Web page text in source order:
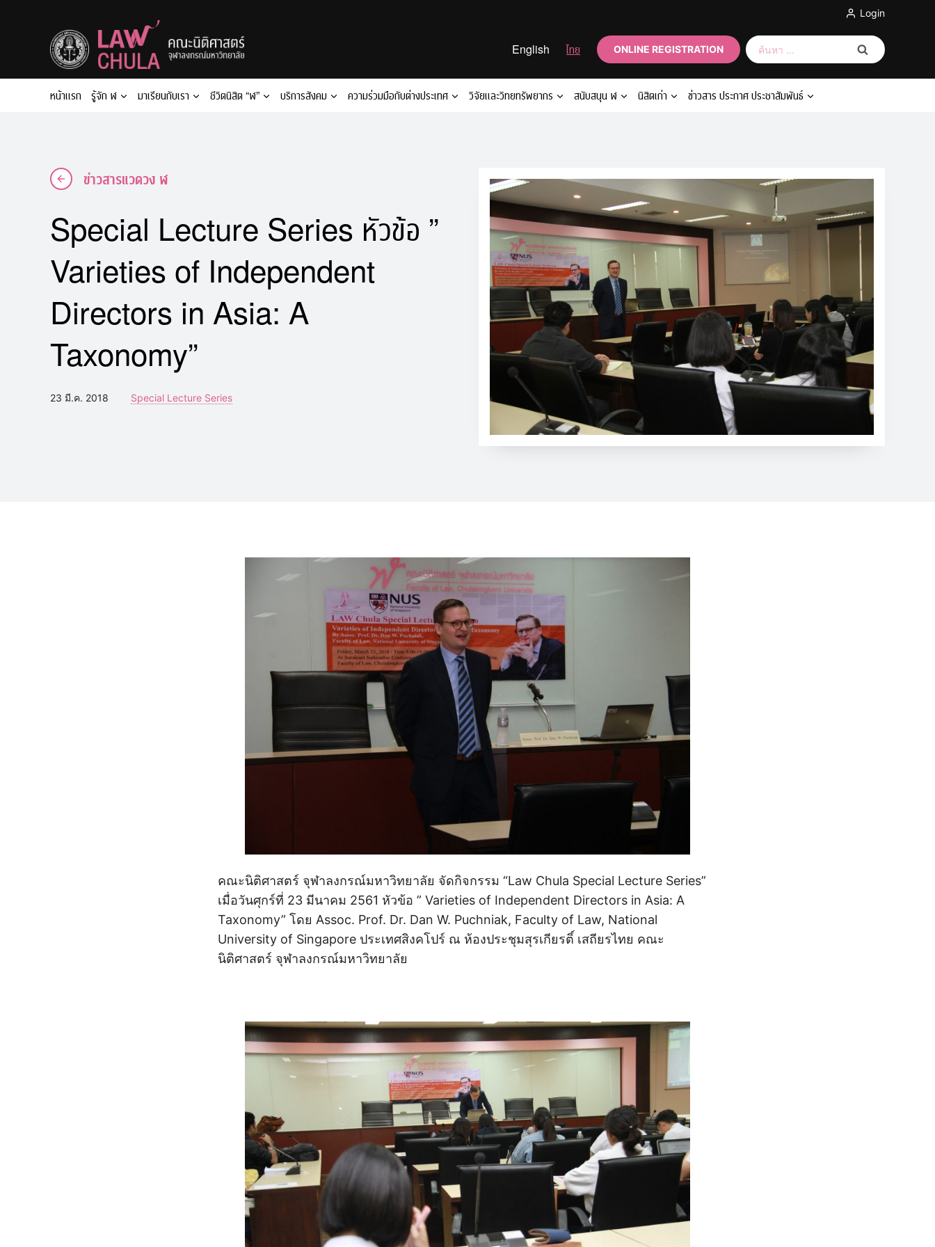
Login
English ไทย ONLINE REGISTRATION
ค้นหา
สำหรับ:
หน้าแรก รู้จัก ฬ มาเรียนกับเรา ชีวิตนิสิต “ฬ” บริการสังคม ความร่วมมือกับต่างประเทศ วิจัยและวิทยทรัพยากร สนับสนุน ฬ นิสิตเก่า ข่าวสาร ประกาศ ประชาสัมพันธ์
ข่าวสารแวดวง ฬ
Special Lecture Series หัวข้อ ”
Varieties of Independent
Directors in Asia: A
Taxonomy”
23 มี.ค. 2018 Special Lecture Series
คณะนิติศาสตร์ จุฬาลงกรณ์มหาวิทยาลัย จัดกิจกรรม “Law Chula Special Lecture Series”
เมื่อวันศุกร์ที่ 23 มีนาคม 2561 หัวข้อ ” Varieties of Independent Directors in Asia: A
Taxonomy” โดย Assoc. Prof. Dr. Dan W. Puchniak, Faculty of Law, National
University of Singapore ประเทศสิงคโปร์ ณ ห้องประชุมสุรเกียรติ์ เสถียรไทย คณะ
นิติศาสตร์ จุฬาลงกรณ์มหาวิทยาลัย